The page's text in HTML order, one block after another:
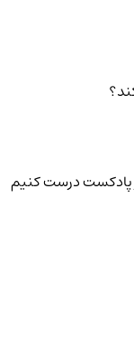
پادکست درست کنیم